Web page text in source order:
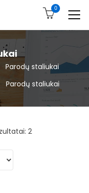
0
Parodų staliukai
Parodų staliukai
2